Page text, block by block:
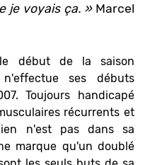
je voyais ça. »Marcel
début de la saison
n'effectue ses débuts
Toujours handicapé
récurrents et
n'est pas dans sa
marque qu'un doublé